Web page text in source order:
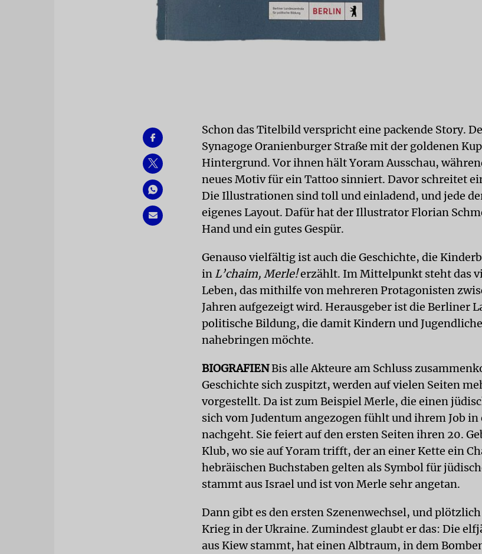
Schon das Titelbild verspricht eine packende Story.
Synagoge Oranienburger Straße mit der goldenen
Hintergrund. Vor ihnen hält Yoram Ausschau,
neues Motiv für ein Tattoo sinniert. Davor schreitet
Die Illustrationen sind toll und einladend, und jede
eigenes Layout. Dafür hat der Illustrator Florian
Hand und ein gutes Gespür.
Genauso vielfältig ist auch die Geschichte, die
in L’chaim, Merle!erzählt. Im Mittelpunkt steht das
Leben, das mithilfe von mehreren Protagonisten
Jahren aufgezeigt wird. Herausgeber ist die Berliner
politische Bildung, die damit Kindern und
nahebringen möchte.
BIOGRAFIENBis alle Akteure am Schluss
Geschichte sich zuspitzt, werden auf vielen Seiten
vorgestellt. Da ist zum Beispiel Merle, die einen
sich vom Judentum angezogen fühlt und ihrem Job
nachgeht. Sie feiert auf den ersten Seiten ihren 20.
Klub, wo sie auf Yoram trifft, der an einer Kette ein
hebräischen Buchstaben gelten als Symbol für
stammt aus Israel und ist von Merle sehr angetan.
Dann gibt es den ersten Szenenwechsel, und
Krieg in der Ukraine. Zumindest glaubt er das: Die
aus Kiew stammt, hat einen Albtraum, in dem